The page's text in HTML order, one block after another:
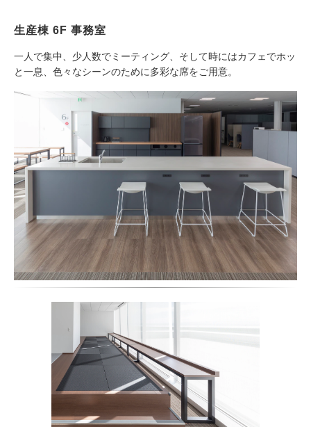
生産棟 6F 事務室
一人で集中、少人数でミーティング、そして時にはカフェでホッ
と一息、色々なシーンのために多彩な席をご用意。